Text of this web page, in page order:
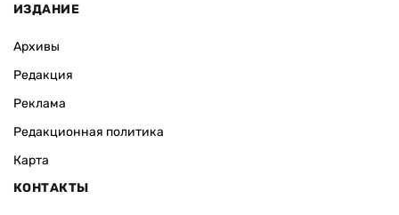
ИЗДАНИЕ
Архивы
Редакция
Реклама
Редакционная политика
Карта
КОНТАКТЫ